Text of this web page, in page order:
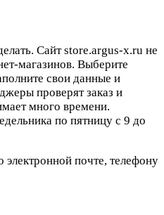
Сайт store.argus-x.ru не
магазинов. Выберите
свои данные и
проверят заказ и
много времени.
по пятницу с 9 до
почте, телефону